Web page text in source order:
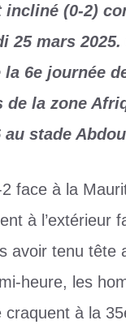
incliné (0-2)
25 mars 2025.
la 6e journée
la zone
stade
face à la
à l’extérieur
avoir tenu tête
heure, les
craquent à la